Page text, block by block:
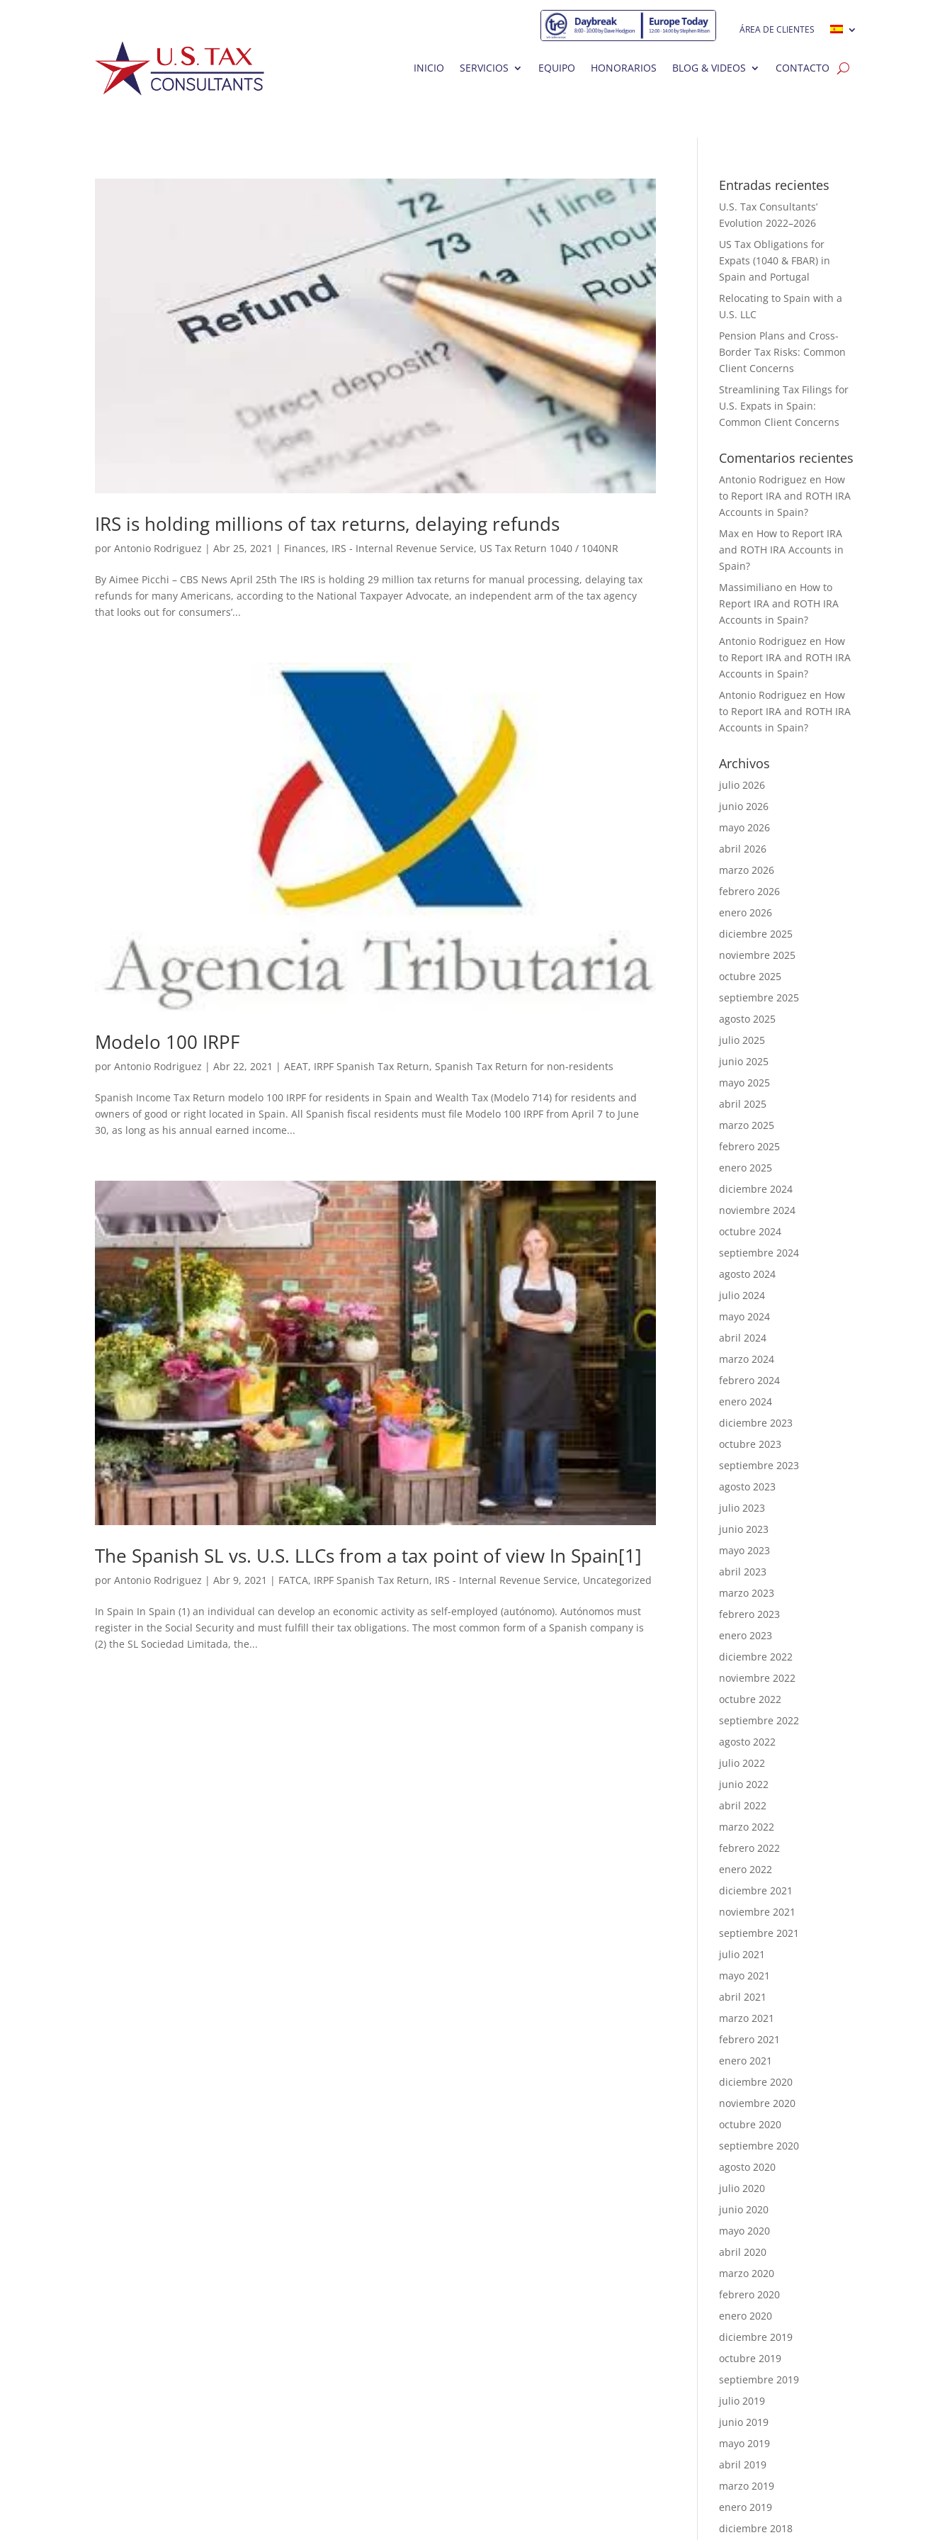
ÁREA DE CLIENTES
INICIO SERVICIOS EQUIPO HONORARIOS BLOG & VIDEOS CONTACTO
IRS is holding millions of tax returns, delaying refunds
porAntonio Rodriguez |Abr 25, 2021 | Finances, IRS - Internal Revenue Service, US Tax Return 1040 / 1040NR
By Aimee Picchi – CBS News April 25th The IRS is holding 29 million tax returns for manual processing, delaying tax
refunds for many Americans, according to the National Taxpayer Advocate, an independent arm of the tax agency
that looks out for consumers’...
Modelo 100 IRPF
porAntonio Rodriguez |Abr 22, 2021 |AEAT, IRPF Spanish Tax Return,Spanish Tax Return for non-residents
Spanish Income Tax Return modelo 100 IRPF for residents in Spain and Wealth Tax (Modelo 714) for residents and
owners of good or right located in Spain. All Spanish fiscal residents must file Modelo 100 IRPF from April 7 to June
30, as long as his annual earned income...
The Spanish SL vs. U.S. LLCs from a tax point of view In Spain[1]
porAntonio Rodriguez |Abr 9, 2021 | FATCA, IRPF Spanish Tax Return, IRS - Internal Revenue Service, Uncategorized
In Spain In Spain (1) an individual can develop an economic activity as self-employed (autónomo). Autónomos must
register in the Social Security and must fulfill their tax obligations. The most common form of a Spanish company is
(2) the SL Sociedad Limitada, the...
Entradas recientes
U.S. Tax Consultants’
Evolution 2022–2026
US Tax Obligations for
Expats (1040 & FBAR) in
Spain and Portugal
Relocating to Spain with a
U.S. LLC
Pension Plans and Cross-
Border Tax Risks: Common
Client Concerns
Streamlining Tax Filings for
U.S. Expats in Spain:
Common Client Concerns
Comentarios recientes
Antonio Rodriguez en How
to Report IRA and ROTH IRA
Accounts in Spain?
Max en How to Report IRA
and ROTH IRA Accounts in
Spain?
Massimiliano en How to
Report IRA and ROTH IRA
Accounts in Spain?
Antonio Rodriguez en How
to Report IRA and ROTH IRA
Accounts in Spain?
Antonio Rodriguez en How
to Report IRA and ROTH IRA
Accounts in Spain?
Archivos
julio 2026
junio 2026
mayo 2026
abril 2026
marzo 2026
febrero 2026
enero 2026
diciembre 2025
noviembre 2025
octubre 2025
septiembre 2025
agosto 2025
julio 2025
junio 2025
mayo 2025
abril 2025
marzo 2025
febrero 2025
enero 2025
diciembre 2024
noviembre 2024
octubre 2024
septiembre 2024
agosto 2024
julio 2024
mayo 2024
abril 2024
marzo 2024
febrero 2024
enero 2024
diciembre 2023
octubre 2023
septiembre 2023
agosto 2023
julio 2023
junio 2023
mayo 2023
abril 2023
marzo 2023
febrero 2023
enero 2023
diciembre 2022
noviembre 2022
octubre 2022
septiembre 2022
agosto 2022
julio 2022
junio 2022
abril 2022
marzo 2022
febrero 2022
enero 2022
diciembre 2021
noviembre 2021
septiembre 2021
julio 2021
mayo 2021
abril 2021
marzo 2021
febrero 2021
enero 2021
diciembre 2020
noviembre 2020
octubre 2020
septiembre 2020
agosto 2020
julio 2020
junio 2020
mayo 2020
abril 2020
marzo 2020
febrero 2020
enero 2020
diciembre 2019
octubre 2019
septiembre 2019
julio 2019
junio 2019
mayo 2019
abril 2019
marzo 2019
enero 2019
diciembre 2018